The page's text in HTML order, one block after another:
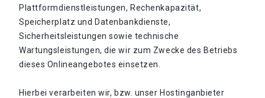
Plattformdienstleistungen, Rechenkapazität,
Speicherplatz und Datenbankdienste,
Sicherheitsleistungen sowie technische
Wartungsleistungen, die wir zum Zwecke des Betriebs
dieses Onlineangebotes einsetzen.
Hierbei verarbeiten wir, bzw. unser Hostinganbieter